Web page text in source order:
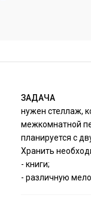
ЗАДАЧА
нужен стеллаж,
межкомнатной
планируется с
Хранить
- книги;
- различную